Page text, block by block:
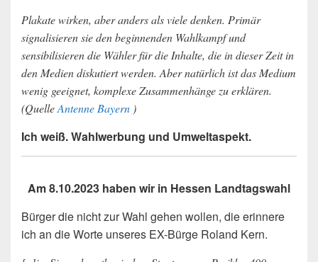
Plakate wirken, aber anders als viele denken. Primär
signalisieren sie den beginnenden Wahlkampf und
sensibilisieren die Wähler für die Inhalte, die in dieser Zeit in
den Medien diskutiert werden. Aber natürlich ist das Medium
wenig geeignet, komplexe Zusammenhänge zu erklären.
(QuelleAntenne Bayern )
Ich weiß. Wahlwerbung und Umweltaspekt.
Am 8.10.2023 haben wir in Hessen Landtagswahl
Bürger die nicht zur Wahl gehen wollen, die erinnere
ich an die Worte unseres EX-Bürge Roland Kern.